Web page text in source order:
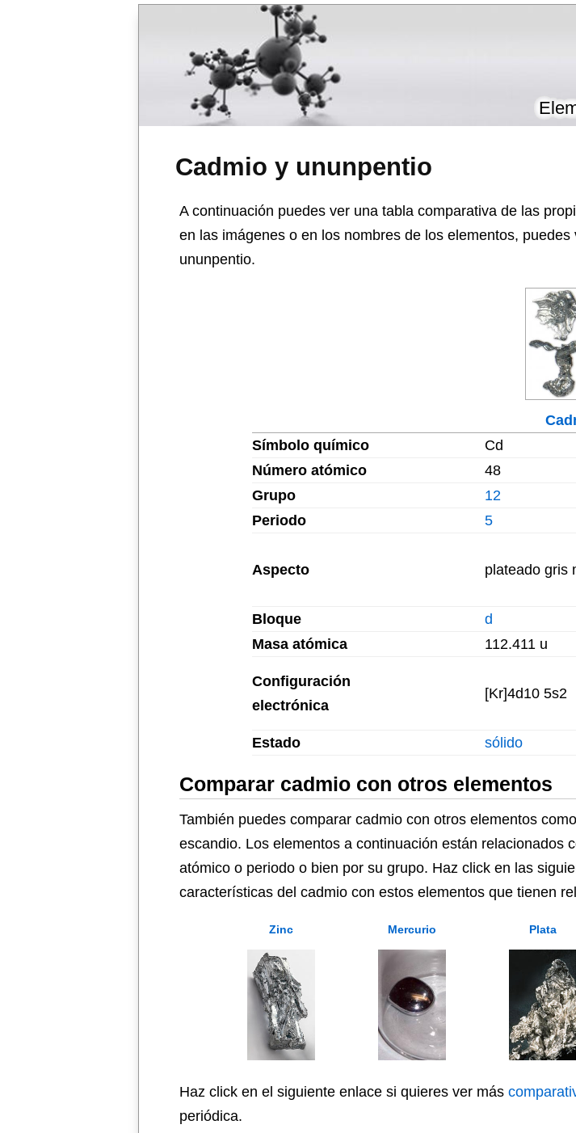
Cadmio y ununpentio
A continuación puedes ver una tabla comparativa de las
en las imágenes o en los nombres de los elementos,
ununpentio.
Símbolo químico
Cd
Número atómico
48
Grupo
12
Periodo
5
Aspecto plateado gris
Bloque
d
Masa atómica
112.411 u
Configuración
electrónica
[Kr]4d10 5s2
Estado
sólido
Comparar cadmio con otros elementos
También puedes comparar cadmio con otros elementos
escandio. Los elementos a continuación están relacionados
atómico o periodo o bien por su grupo. Haz click en las
características del cadmio con estos elementos que tienen
Zinc Mercurio Plata
Haz click en el siguiente enlace si quieres ver más
periódica.